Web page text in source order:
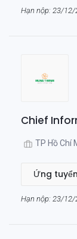
Hạn nộp: 23/12/
Chief
TP Hồ Chí
Ứng tuyển
Hạn nộp: 23/12/